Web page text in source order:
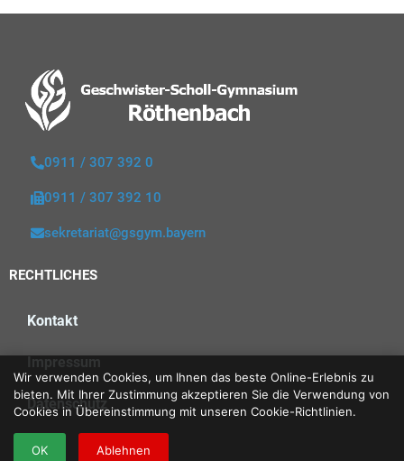
0911 / 307 392 0
0911 / 307 392 10
sekretariat@gsgym.bayern
RECHTLICHES
Kontakt
Impressum
Datenschutz
Wir verwenden Cookies, um Ihnen das beste Online-Erlebnis zu
bieten. Mit Ihrer Zustimmung akzeptieren Sie die Verwendung von
Cookies in Übereinstimmung mit unseren Cookie-Richtlinien.
OK Ablehnen